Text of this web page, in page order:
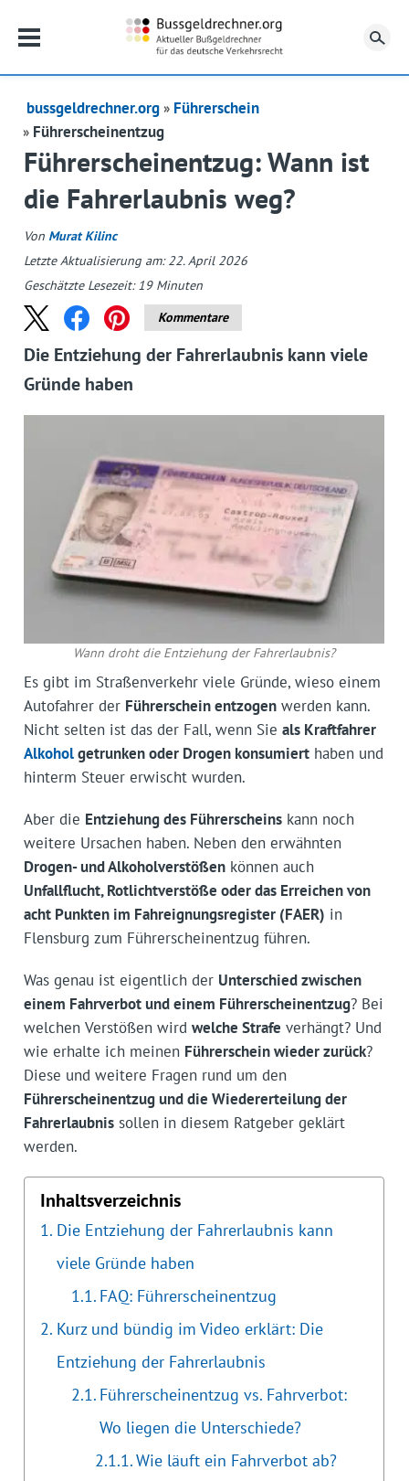
bussgeldrechner.org
Führerschein
Führerscheinentzug
Führerscheinentzug: Wann ist
die Fahrerlaubnis weg?
Von Murat Kilinc
Letzte Aktualisierung am: 22. April 2026
Geschätzte Lesezeit:19 Minuten
Kommentare
Die Entziehung der Fahrerlaubnis kann viele
Gründe haben
Wann droht die Entziehung der Fahrerlaubnis?
Es gibt im Straßenverkehr viele Gründe, wieso einem
Autofahrer der Führerschein entzogenwerden kann.
Nicht selten ist das der Fall, wenn Sie als Kraftfahrer
Alkoholgetrunken oder Drogen konsumierthaben und
hinterm Steuer erwischt wurden.
Aber die Entziehung des Führerscheinskann noch
weitere Ursachen haben. Neben den erwähnten
Drogen- und Alkoholverstößenkönnen auch
Unfallflucht, Rotlichtverstöße oder das Erreichen von
acht Punkten im Fahreignungsregister (FAER) in
Flensburg zum Führerscheinentzug führen.
Was genau ist eigentlich der Unterschied zwischen
einem Fahrverbot und einem Führerscheinentzug? Bei
welchen Verstößen wird welche Strafe verhängt? Und
wie erhalte ich meinen Führerschein wieder zurück?
Diese und weitere Fragen rund um den
Führerscheinentzug und die Wiedererteilung der
Fahrerlaubnissollen in diesem Ratgeber geklärt
werden.
Inhaltsverzeichnis
Die Entziehung der Fahrerlaubnis kann
viele Gründe haben
FAQ: Führerscheinentzug
Kurz und bündig im Video erklärt: Die
Entziehung der Fahrerlaubnis
Führerscheinentzug vs. Fahrverbot:
Wo liegen die Unterschiede?
Wie läuft ein Fahrverbot ab?